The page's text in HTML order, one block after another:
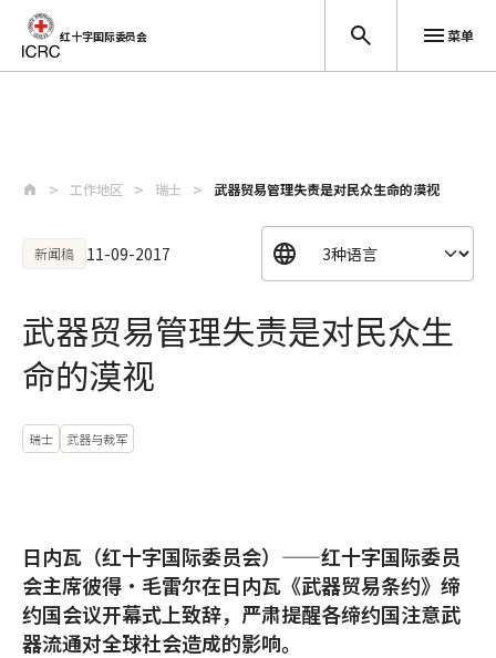
红十字国际委员会 菜单
工作地区 瑞士 武器贸易管理失责是对民众生命的漠视
新闻稿 11-09-2017
武器贸易管理失责是对民众生
命的漠视
瑞士 武器与裁军
日内瓦（红十字国际委员会）——红十字国际委员
会主席彼得·毛雷尔在日内瓦《武器贸易条约》缔
约国会议开幕式上致辞，严肃提醒各缔约国注意武
器流通对全球社会造成的影响。